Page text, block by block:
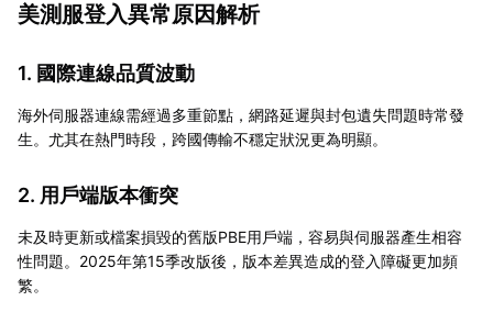
美測服登入異常原因解析
1. 國際連線品質波動
海外伺服器連線需經過多重節點，網路延遲與封包遺失問題時常發
生。尤其在熱門時段，跨國傳輸不穩定狀況更為明顯。
2. 用戶端版本衝突
未及時更新或檔案損毀的舊版PBE用戶端，容易與伺服器產生相容
性問題。2025年第15季改版後，版本差異造成的登入障礙更加頻
繁。